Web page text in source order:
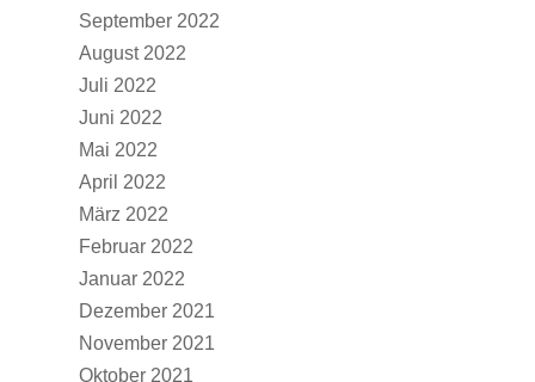
September 2022
August 2022
Juli 2022
Juni 2022
Mai 2022
April 2022
März 2022
Februar 2022
Januar 2022
Dezember 2021
November 2021
Oktober 2021